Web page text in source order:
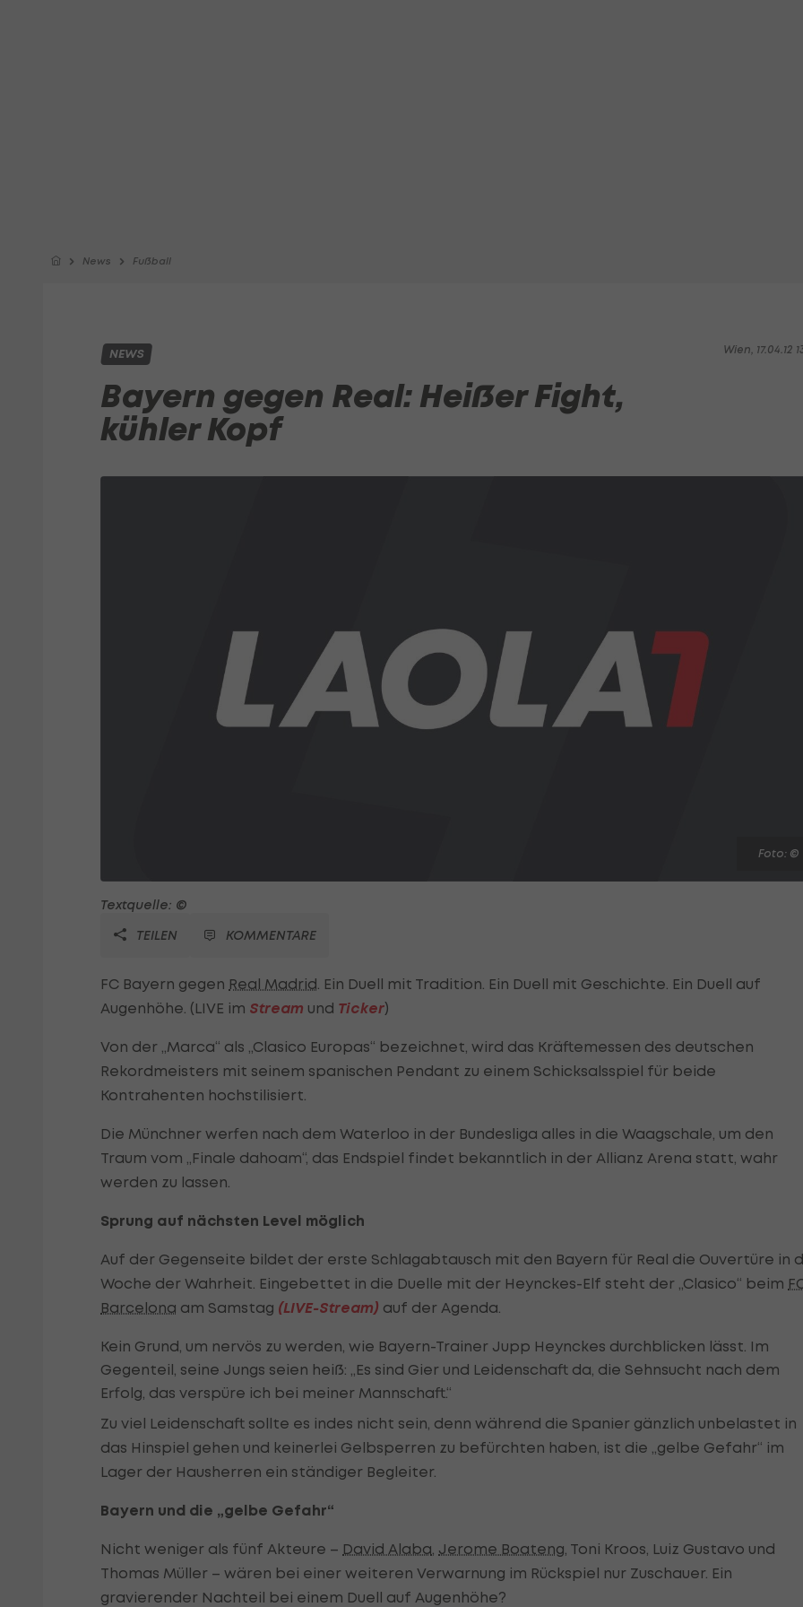
News Fußball
Wien, 17.04.12
NEWS
Bayern gegen Real: Heißer Fight,
kühler Kopf
Foto: ©
Textquelle: ©
TEILEN
KOMMENTARE
FC Bayern gegen Real Madrid. Ein Duell mit Tradition. Ein Duell mit Geschichte. Ein Duell auf
Augenhöhe. (LIVE im Stream und Ticker)
Von der „Marca“ als „Clasico Europas“ bezeichnet, wird das Kräftemessen des deutschen
Rekordmeisters mit seinem spanischen Pendant zu einem Schicksalsspiel für beide
Kontrahenten hochstilisiert.
Die Münchner werfen nach dem Waterloo in der Bundesliga alles in die Waagschale, um den
Traum vom „Finale dahoam“, das Endspiel findet bekanntlich in der Allianz Arena statt, wahr
werden zu lassen.
Sprung auf nächsten Level möglich
Auf der Gegenseite bildet der erste Schlagabtausch mit den Bayern für Real die Ouvertüre in
Woche der Wahrheit. Eingebettet in die Duelle mit der Heynckes-Elf steht der „Clasico“ beim
Barcelona am Samstag (LIVE-Stream) auf der Agenda.
Kein Grund, um nervös zu werden, wie Bayern-Trainer Jupp Heynckes durchblicken lässt. Im
Gegenteil, seine Jungs seien heiß: „Es sind Gier und Leidenschaft da, die Sehnsucht nach dem
Erfolg, das verspüre ich bei meiner Mannschaft.“
Zu viel Leidenschaft sollte es indes nicht sein, denn während die Spanier gänzlich unbelastet in
das Hinspiel gehen und keinerlei Gelbsperren zu befürchten haben, ist die „gelbe Gefahr“ im
Lager der Hausherren ein ständiger Begleiter.
Bayern und die „gelbe Gefahr“
Nicht weniger als fünf Akteure – David Alaba, Jerome Boateng, Toni Kroos, Luiz Gustavo und
Thomas Müller – wären bei einer weiteren Verwarnung im Rückspiel nur Zuschauer. Ein
gravierender Nachteil bei einem Duell auf Augenhöhe?